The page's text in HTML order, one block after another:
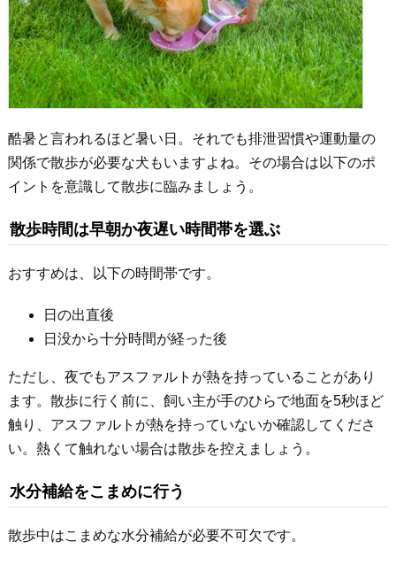
酷暑と言われるほど暑い日。それでも排泄習慣や運動量の
関係で散歩が必要な犬もいますよね。その場合は以下のポ
イントを意識して散歩に臨みましょう。
散歩時間は早朝か夜遅い時間帯を選ぶ
おすすめは、以下の時間帯です。
日の出直後
日没から十分時間が経った後
ただし、夜でもアスファルトが熱を持っていることがあり
ます。散歩に行く前に、飼い主が手のひらで地面を5秒ほど
触り、アスファルトが熱を持っていないか確認してくださ
い。熱くて触れない場合は散歩を控えましょう。
水分補給をこまめに行う
散歩中はこまめな水分補給が必要不可欠です。